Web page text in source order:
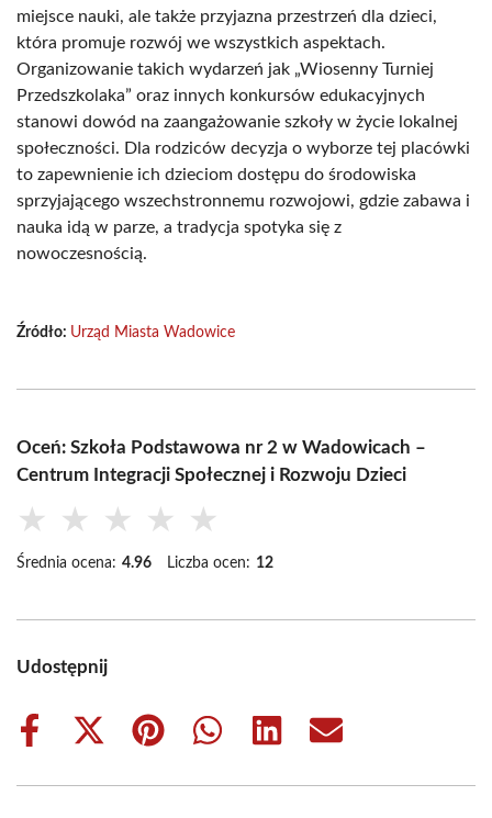
miejsce nauki, ale także przyjazna przestrzeń dla dzieci,
która promuje rozwój we wszystkich aspektach.
Organizowanie takich wydarzeń jak „Wiosenny Turniej
Przedszkolaka” oraz innych konkursów edukacyjnych
stanowi dowód na zaangażowanie szkoły w życie lokalnej
społeczności. Dla rodziców decyzja o wyborze tej placówki
to zapewnienie ich dzieciom dostępu do środowiska
sprzyjającego wszechstronnemu rozwojowi, gdzie zabawa i
nauka idą w parze, a tradycja spotyka się z
nowoczesnością.
Źródło: Urząd Miasta Wadowice
Oceń: Szkoła Podstawowa nr 2 w Wadowicach –
Centrum Integracji Społecznej i Rozwoju Dzieci
★ ★ ★ ★ ★
Średnia ocena: 4.96 Liczba ocen: 12
Udostępnij
Share
Share
(Twitter)
Share
Share
Share
Share